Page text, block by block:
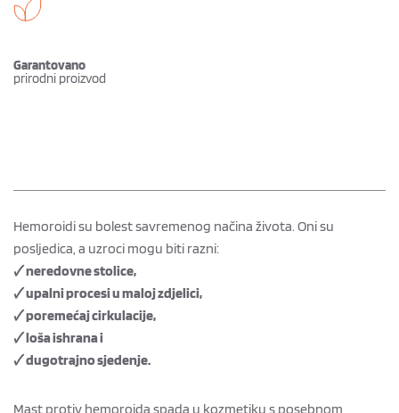
Garantovano
prirodni proizvod
Hemoroidi su bolest savremenog načina života. Oni su
posljedica, a uzroci mogu biti razni:
🗸 neredovne stolice,
🗸 upalni procesi u maloj zdjelici,
🗸 poremećaj cirkulacije,
🗸 loša ishrana i
🗸 dugotrajno sjedenje.
Mast protiv hemoroida spada u kozmetiku s posebnom